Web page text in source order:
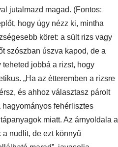
jutalmazd magad. (Fontos:
hogy úgy nézz ki, mintha
köret: a sült rizs vagy
szószban úszva kapod, de a
jobbá a rizst, hogy
„Ha az étteremben a rizsre
és ahhoz választasz párolt
hagyományos fehérlisztes
miatt. Az árnyoldala a
nudlit, de ezt könnyű